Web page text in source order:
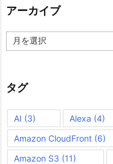
アーカイブ
ー
ブ
タグ
AI (3) Alexa (4)
Amazon CloudFront (6)
Amazon S3 (11)